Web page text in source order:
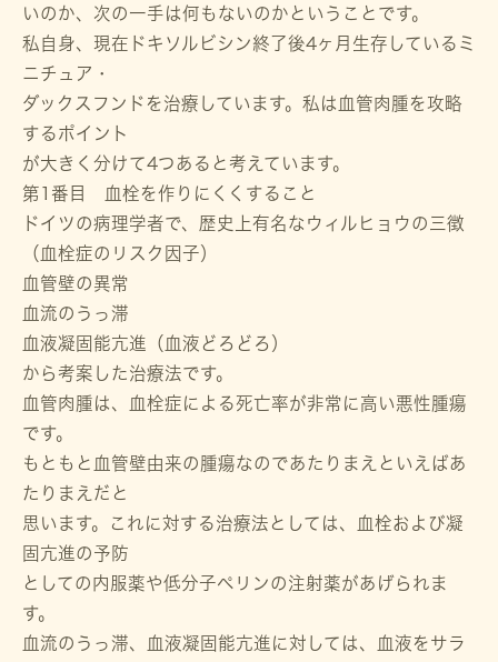
いのか、次の一手は何もないのかということです。
私自身、現在ドキソルビシン終了後4ヶ月生存しているミ
ニチュア・
ダックスフンドを治療しています。私は血管肉腫を攻略
するポイント
が大きく分けて4つあると考えています。
第1番目 血栓を作りにくくすること
ドイツの病理学者で、歴史上有名なウィルヒョウの三徴
（血栓症のリスク因子）
血管壁の異常
血流のうっ滞
血液凝固能亢進（血液どろどろ）
から考案した治療法です。
血管肉腫は、血栓症による死亡率が非常に高い悪性腫瘍
です。
もともと血管壁由来の腫瘍なのであたりまえといえばあ
たりまえだと
思います。これに対する治療法としては、血栓および凝
固亢進の予防
としての内服薬や低分子ペリンの注射薬があげられま
す。
血流のうっ滞、血液凝固能亢進に対しては、血液をサラ